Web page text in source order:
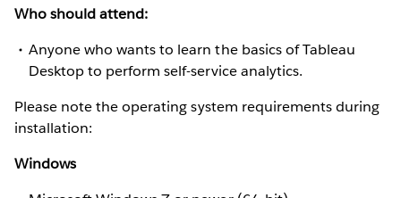
Who should attend:
Anyone who wants to learn the basics of Tableau
Desktop to perform self-service analytics.
Please note the operating system requirements during
installation:
Windows